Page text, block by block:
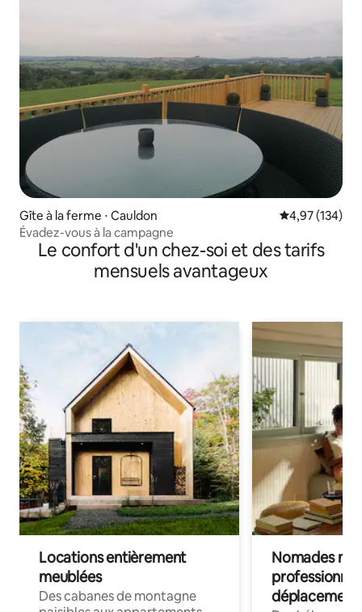
Gîte à la ferme ⋅ Cauldon Évaluation
4,97 (134)
Évadez-vous à la campagne
Le confort d'un chez-soi et des tarifs
mensuels avantageux
Locations entièrement
meublées
Des cabanes de montagne
Nomades
déplacement